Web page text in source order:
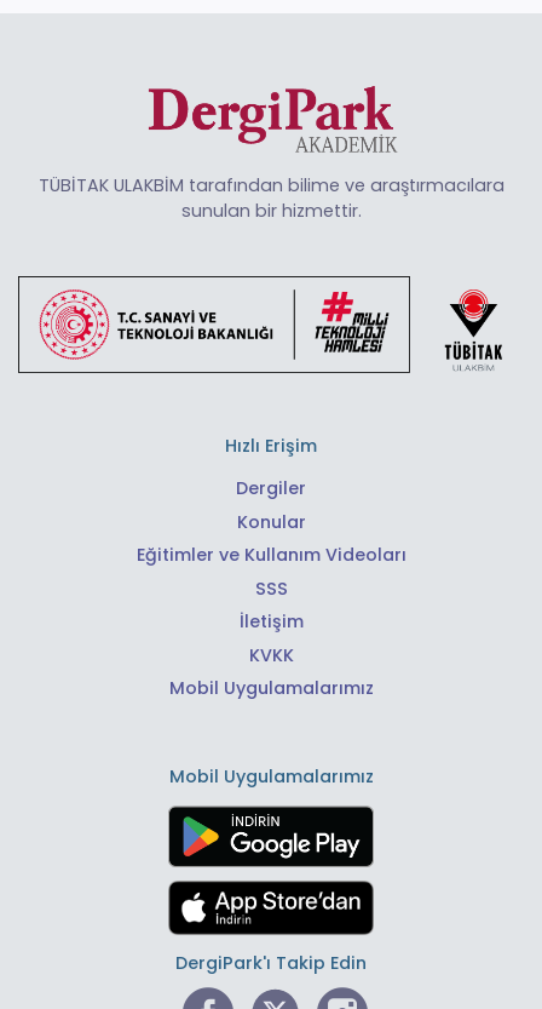
TÜBİTAK ULAKBİM tarafından bilime ve araştırmacılara
sunulan bir hizmettir.
Hızlı Erişim
Dergiler
Konular
Eğitimler ve Kullanım Videoları
SSS
İletişim
KVKK
Mobil Uygulamalarımız
Mobil Uygulamalarımız
DergiPark'ı Takip Edin